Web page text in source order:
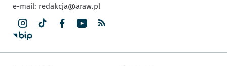
e-mail: redakcja@araw.pl